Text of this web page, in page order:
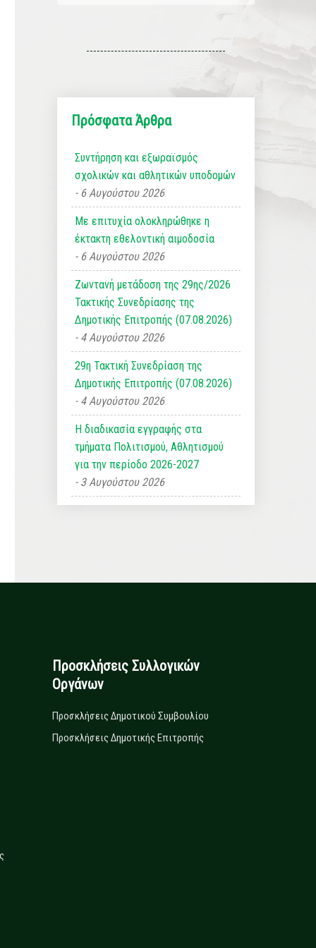
Πρόσφατα Άρθρα
Συντήρηση και εξωραϊσμός
σχολικών και αθλητικών υποδομών
6 Αυγούστου 2026
Με επιτυχία ολοκληρώθηκε η
έκτακτη εθελοντική αιμοδοσία
6 Αυγούστου 2026
Ζωντανή μετάδοση της 29ης/2026
Τακτικής Συνεδρίασης της
Δημοτικής Επιτροπής (07.08.2026)
4 Αυγούστου 2026
29η Τακτική Συνεδρίαση της
Δημοτικής Επιτροπής (07.08.2026)
4 Αυγούστου 2026
Η διαδικασία εγγραφής στα
τμήματα Πολιτισμού, Αθλητισμού
για την περίοδο 2026-2027
3 Αυγούστου 2026
Προσκλήσεις Συλλογικών
Οργάνων
Προσκλήσεις Δημοτικού Συμβουλίου
Προσκλήσεις Δημοτικής Επιτροπής